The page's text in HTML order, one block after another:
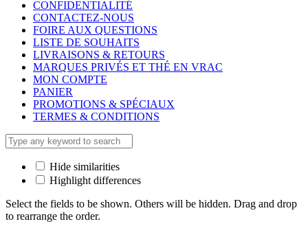
CONFIDENTIALITÉ
CONTACTEZ-NOUS
FOIRE AUX QUESTIONS
LISTE DE SOUHAITS
LIVRAISONS & RETOURS
MARQUES PRIVÉS ET THÉ EN VRAC
MON COMPTE
PANIER
PROMOTIONS & SPÉCIAUX
TERMES & CONDITIONS
Hide similarities
Highlight differences
Select the fields to be shown. Others will be hidden. Drag and drop
to rearrange the order.